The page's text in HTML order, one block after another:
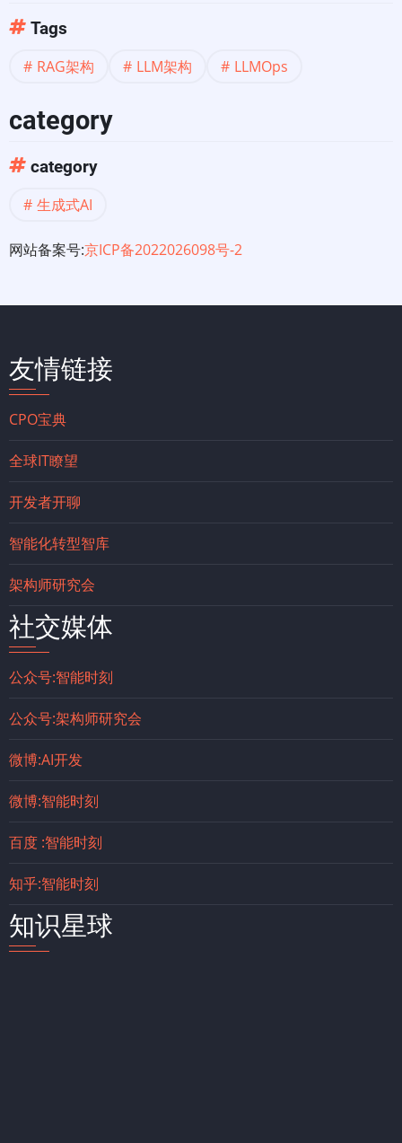
Tags
RAG架构 LLM架构 LLMOps
category
category
生成式AI
网站备案号:京ICP备2022026098号-2
友情链接
CPO宝典
全球IT瞭望
开发者开聊
智能化转型智库
架构师研究会
社交媒体
公众号:智能时刻
公众号:架构师研究会
微博:AI开发
微博:智能时刻
百度 :智能时刻
知乎:智能时刻
知识星球